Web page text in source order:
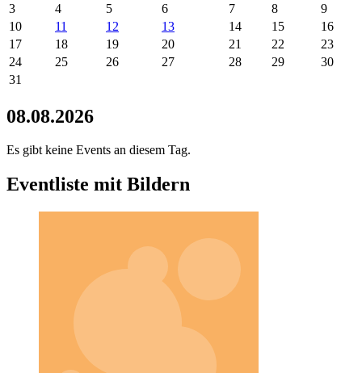
3
4 5 6 7 8
9
10
11 12 13 14 15
16
17
18 19 20 21 22
23
24
25 26 27 28 29
30
31
08.08.2026
Es gibt keine Events an diesem Tag.
Eventliste mit Bildern